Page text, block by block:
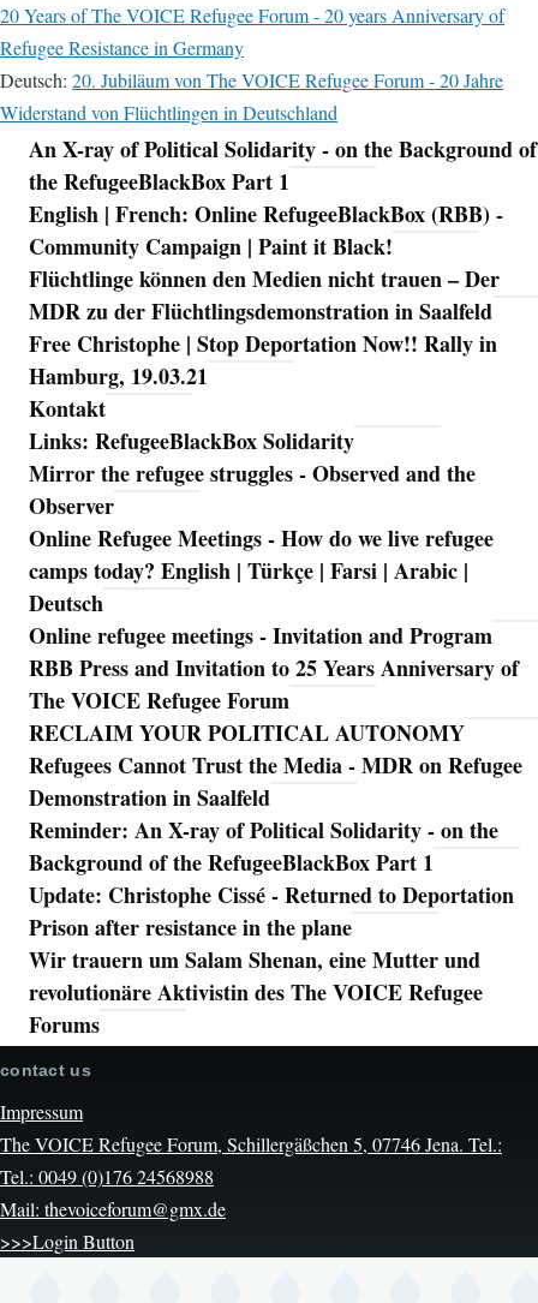
20 Years of The VOICE Refugee Forum - 20 years Anniversary of
Refugee Resistance in Germany
Deutsch: 20. Jubiläum von The VOICE Refugee Forum - 20 Jahre
Widerstand von Flüchtlingen in Deutschland
Navigation
An X-ray of Political Solidarity - on the Background of
the RefugeeBlackBox Part 1
English | French: Online RefugeeBlackBox (RBB) -
Community Campaign | Paint it Black!
Flüchtlinge können den Medien nicht trauen – Der
MDR zu der Flüchtlingsdemonstration in Saalfeld
Free Christophe | Stop Deportation Now!! Rally in
Hamburg, 19.03.21
Kontakt
Links: RefugeeBlackBox Solidarity
Mirror the refugee struggles - Observed and the
Observer
Online Refugee Meetings - How do we live refugee
camps today? English | Türkçe | Farsi | Arabic |
Deutsch
Online refugee meetings - Invitation and Program
RBB Press and Invitation to 25 Years Anniversary of
The VOICE Refugee Forum
RECLAIM YOUR POLITICAL AUTONOMY
Refugees Cannot Trust the Media - MDR on Refugee
Demonstration in Saalfeld
Reminder: An X-ray of Political Solidarity - on the
Background of the RefugeeBlackBox Part 1
Update: Christophe Cissé - Returned to Deportation
Prison after resistance in the plane
Wir trauern um Salam Shenan, eine Mutter und
revolutionäre Aktivistin des The VOICE Refugee
Forums
contact us
Impressum
The VOICE Refugee Forum, Schillergäßchen 5, 07746 Jena. Tel.:
Tel.: 0049 (0)176 24568988
Mail: thevoiceforum@gmx.de
>>>Login Button